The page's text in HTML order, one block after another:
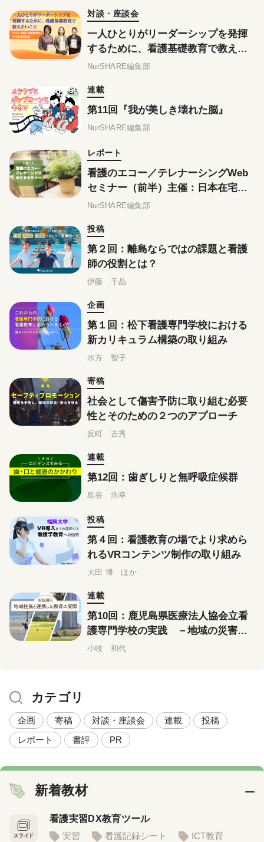
対談・座談会
一人ひとりがリーダーシップを発揮
するために、看護基礎教育で教えた
いこと ——『NiCE 新版 看護管理
NurSHARE編集部
連載
第11回『我が美しき壊れた脳』
NurSHARE編集部
レポート
看護のエコー／テレナーシングWeb
セミナー（前半）主催：日本在宅ケ
ア学会
NurSHARE編集部
投稿
第２回：離島ならではの課題と看護
師の役割とは？
伊藤 千晶
企画
第１回：松下看護専門学校における
新カリキュラム構築の取り組み
水方 智子
寄稿
社会として傷害予防に取り組む必要
性とそのための２つのアプローチ
反町 吉秀
連載
第12回：歯ぎしりと無呼吸症候群
島谷 浩幸
投稿
第４回：看護教育の場でより求めら
れるVRコンテンツ制作の取り組み
大田 博 ほか
連載
第10回：鹿児島県医療法人協会立看
護専門学校の実践 －地域の災害経
験から考案した「図上シミュレーシ
小牧 和代
カテゴリ
企画 寄稿 対談・座談会 連載
投稿
レポート
書評 PR
新着教材
看護実習DX教育ツール
実習
看護記録シート ICT教育